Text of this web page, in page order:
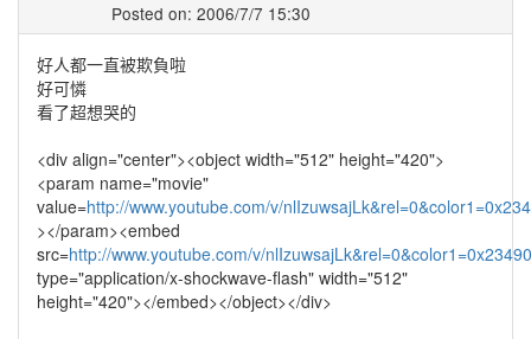
Posted on: 2006/7/7 15:30
好人都一直被欺負啦
好可憐
看了超想哭的
<div align="center"><object width="512" height="420">
<param name="movie"
value=http://www.youtube.com/v/
></param><embed
src=http://www.youtube.com/v/
type="application/x-shockwave-flash" width="512"
height="420"></embed></object></div>